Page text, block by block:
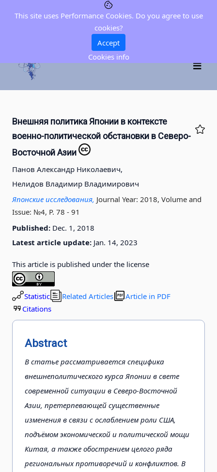
Внешняя политика Японии в контексте
военно-политической обстановки в Северо-
Восточной Азии
Панов Александр Николаевич,
Нелидов Владимир Владимирович
Японские исследования, Journal Year: 2018, Volume and
Issue: №4, P. 78 - 91
Published: Dec. 1, 2018
Latest article update: Jan. 14, 2023
This article is published under the license
Statistic Related Articles
Article in PDF
Citations
Abstract
В статье рассматривается специфика
внешнеполитического курса Японии в свете
современной ситуации в Северо-Восточной
Азии, претерпевающей существенные
изменения в связи с ослаблением роли США,
подъёмом экономической и политической мощи
Китая, а также обострением целого ряда
региональных противоречий и конфликтов. В
This site uses Performance Cookies. Do you agree to use
cookies?
Accept
Cookies info